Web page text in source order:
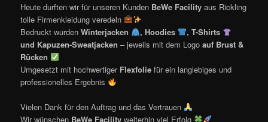
Heute durften wir für unseren Kunden BeWe Facility aus Rickling
tolle Firmenkleidung veredeln
Bedruckt wurdenWinterjacken , Hoodies
, T-Shirts
und Kapuzen-Sweatjacken – jeweils mit dem Logoauf Brust &
Rücken
Umgesetzt mit hochwertiger Flexfolie für ein langlebiges und
professionelles Ergebnis
Vielen Dank für den Auftrag und das Vertrauen
Wir wünschen BeWe Facility weiterhin viel Erfolg